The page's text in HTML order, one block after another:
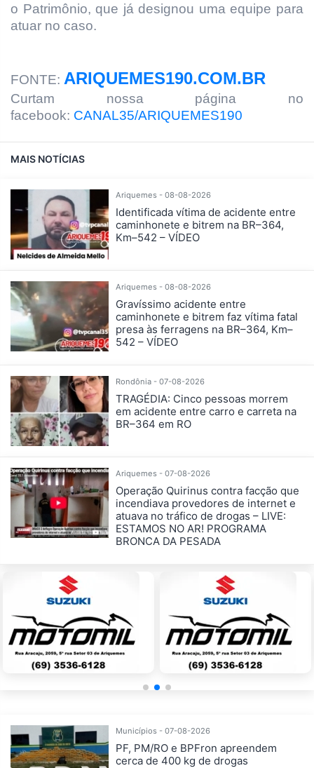
o Patrimônio, que já designou uma equipe para
atuar no caso.
FONTE: ARIQUEMES190.COM.BR
Curtam nossa página no
facebook: CANAL35/ARIQUEMES190
MAIS NOTÍCIAS
Ariquemes - 08-08-2026
Identificada vítima de acidente entre
caminhonete e bitrem na BR–364,
Km–542 – VÍDEO
Ariquemes - 08-08-2026
Gravíssimo acidente entre
caminhonete e bitrem faz vítima fatal
presa às ferragens na BR–364, Km–
542 – VÍDEO
Rondônia - 07-08-2026
TRAGÉDIA: Cinco pessoas morrem
em acidente entre carro e carreta na
BR–364 em RO
Ariquemes - 07-08-2026
Operação Quirinus contra facção que
incendiava provedores de internet e
atuava no tráfico de drogas – LIVE:
ESTAMOS NO AR! PROGRAMA
BRONCA DA PESADA
Municípios - 07-08-2026
PF, PM/RO e BPFron apreendem
cerca de 400 kg de drogas